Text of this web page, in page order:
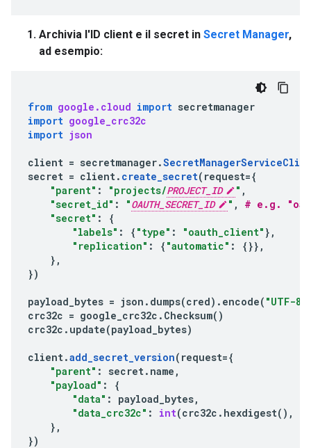
Archivia l'ID client e il secret in Secret Manager,
ad esempio:
from google.cloud import secretmanager
import google_crc32c
import json
client = secretmanager.
secret = client. create_secret( request={
"parent" : "projects/PROJECT_ID " ,
"secret_id" : "OAUTH_SECRET_ID " ,
# e.g.
"secret" :
{
"labels" : { "type" : "oauth_client" },
"replication" : { "automatic" :
{}},
},
})
payload_bytes = json . dumps(cred) . encode( "UTF-8"
crc32c = google_crc32c . Checksum()
crc32c . update(payload_bytes)
client.add_secret_version( request={
"parent" : secret. name ,
"payload" :
{
"data" : payload_bytes,
"data_crc32c" : int(crc32c . hexdigest(),
},
})